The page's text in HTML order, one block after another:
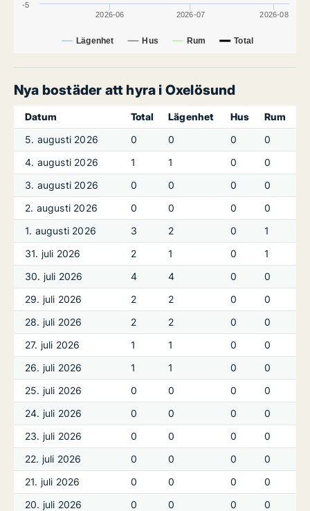
Lägenhet Hus Rum Total
2026-06 2026-07 2026-08
-5
Nya bostäder att hyra i Oxelösund
Datum Total Lägenhet Hus
Rum
5. augusti 2026
0 0 0
0
4. augusti 2026
1 1 0
0
3. augusti 2026
0 0 0
0
2. augusti 2026
0 0 0
0
1. augusti 2026
3 2 0
1
31. juli 2026
2 1 0
1
30. juli 2026
4 4 0
0
29. juli 2026
2 2 0
0
28. juli 2026
2 2 0
0
27. juli 2026
1 1 0
0
26. juli 2026
1 1 0
0
25. juli 2026
0 0 0
0
24. juli 2026
0 0 0
0
23. juli 2026
0 0 0
0
22. juli 2026
0 0 0
0
21. juli 2026
0 0 0
0
20. juli 2026
0 0 0
0